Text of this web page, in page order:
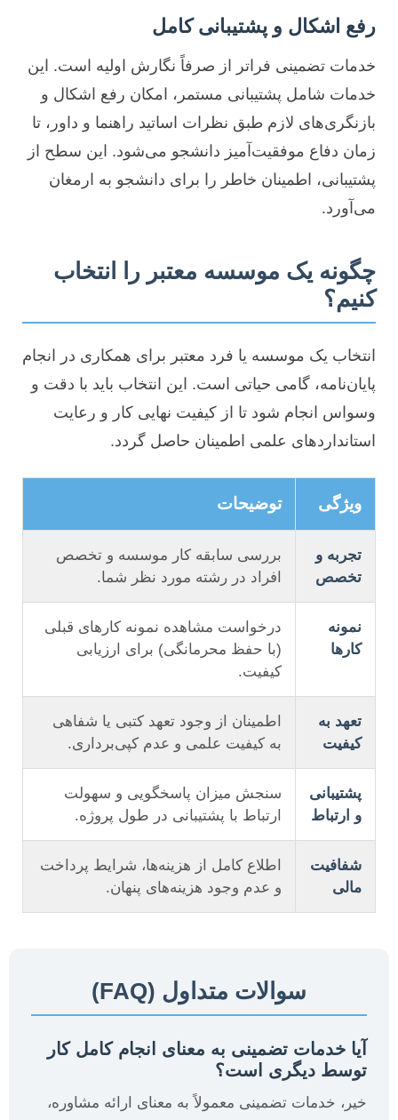
رفع اشکال و پشتیبانی کامل
خدمات تضمینی فراتر از صرفاً نگارش اولیه است. این
خدمات شامل پشتیبانی مستمر، امکان رفع اشکال و
بازنگری‌های لازم طبق نظرات اساتید راهنما و داور، تا
زمان دفاع موفقیت‌آمیز دانشجو می‌شود. این سطح از
پشتیبانی، اطمینان خاطر را برای دانشجو به ارمغان
می‌آورد.
چگونه یک موسسه معتبر را انتخاب
کنیم؟
انتخاب یک موسسه یا فرد معتبر برای همکاری در انجام
پایان‌نامه، گامی حیاتی است. این انتخاب باید با دقت و
وسواس انجام شود تا از کیفیت نهایی کار و رعایت
استانداردهای علمی اطمینان حاصل گردد.
ویژگی توضیحات
تجربه و
تخصص
بررسی سابقه کار موسسه و تخصص
افراد در رشته مورد نظر شما.
نمونه
کارها
درخواست مشاهده نمونه کارهای قبلی
(با حفظ محرمانگی) برای ارزیابی
کیفیت.
تعهد به
کیفیت
اطمینان از وجود تعهد کتبی یا شفاهی
به کیفیت علمی و عدم کپی‌برداری.
پشتیبانی
و ارتباط
سنجش میزان پاسخگویی و سهولت
ارتباط با پشتیبانی در طول پروژه.
شفافیت
مالی
اطلاع کامل از هزینه‌ها، شرایط پرداخت
و عدم وجود هزینه‌های پنهان.
سوالات متداول (FAQ)
آیا خدمات تضمینی به معنای انجام کامل کار
توسط دیگری است؟
خیر، خدمات تضمینی معمولاً به معنای ارائه مشاوره،